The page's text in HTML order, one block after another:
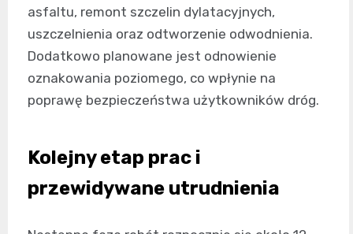
asfaltu, remont szczelin dylatacyjnych,
uszczelnienia oraz odtworzenie odwodnienia.
Dodatkowo planowane jest odnowienie
oznakowania poziomego, co wpłynie na
poprawę bezpieczeństwa użytkowników dróg.
Kolejny etap prac i
przewidywane utrudnienia